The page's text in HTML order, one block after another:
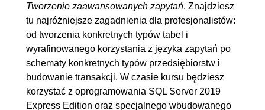
3.6. Schemat sklepu
komputerowego
00:15:43
4. Budowanie transakcji 00:38:26
4.1. Podstawy teoretyczne
00:02:36
4.2. Przykłady transakcji cz. I
00:14:03
4.3. Przykłady transakcji cz. II
00:08:47
Tworzenie zaawansowanych zapytań. Znajdziesz
tu najróżniejsze zagadnienia dla profesjonalistów:
od tworzenia konkretnych typów tabel i
wyrafinowanego korzystania z języka zapytań po
schematy konkretnych typów przedsiębiorstw i
budowanie transakcji. W czasie kursu będziesz
korzystać z oprogramowania SQL Server 2019
Express Edition oraz specjalnego wbudowanego